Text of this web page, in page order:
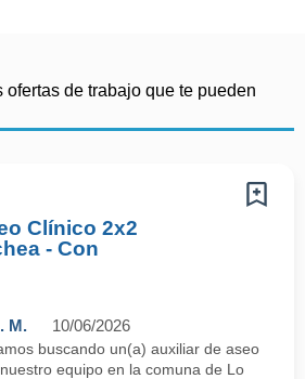
ofertas de trabajo que te pueden
Clínico 2x2
- Con
M. 10/06/2026
buscando un(a) auxiliar de aseo
equipo en la comuna de Lo